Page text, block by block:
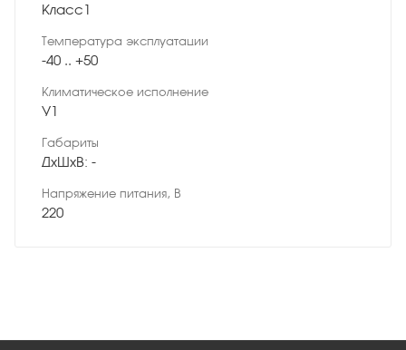
Класс1
Температура эксплуатации
-40 .. +50
Климатическое исполнение
У1
Габариты
ДхШхВ: -
Напряжение питания, В
220